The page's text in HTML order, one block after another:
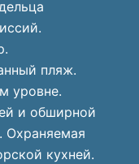
пляж.
уровне.
и обширной
Охраняемая
кухней.